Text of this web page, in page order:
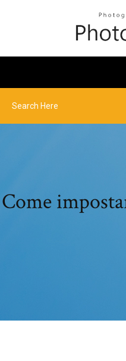
Come